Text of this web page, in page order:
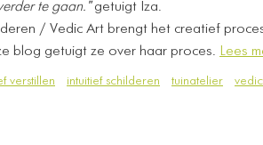
te gaan."getuigt Iza.
/ Vedic Art brengt het creatief
blog getuigt ze over haar proces. Lees
verstillen intuitief schilderen tuinatelier